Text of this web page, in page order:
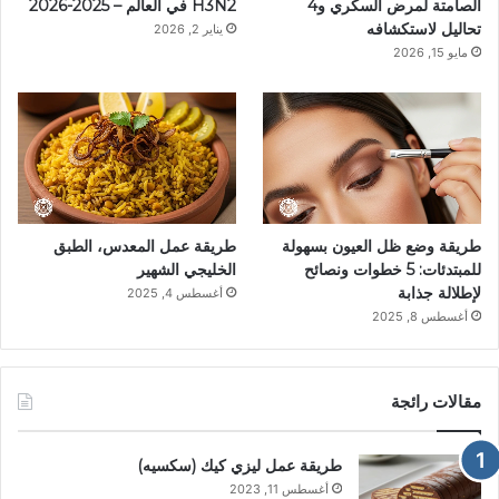
الصامتة لمرض السكري و4
تحاليل لاستكشافه
مايو 15, 2026
H3N2 في العالم – 2025-2026
يناير 2, 2026
طريقة وضع ظل العيون بسهولة
للمبتدئات: 5 خطوات ونصائح
لإطلالة جذابة
أغسطس 8, 2025
طريقة عمل المعدس، الطبق
الخليجي الشهير
أغسطس 4, 2025
مقالات رائجة
طريقة عمل ليزي كيك (سكسيه)
أغسطس 11, 2023